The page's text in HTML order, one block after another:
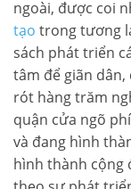
ngoài, được coi
tạo trong tương
sách phát triển
tâm để giãn dân,
rót hàng trăm
quận cửa ngõ
và đang hình
hình thành cộng